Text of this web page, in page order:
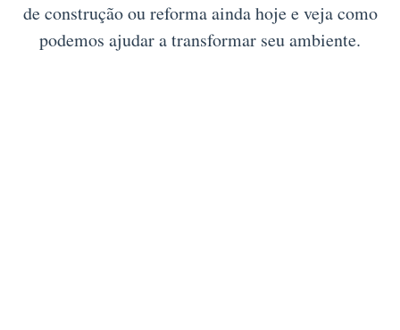
de construção ou reforma ainda hoje e veja como
podemos ajudar a transformar seu ambiente.